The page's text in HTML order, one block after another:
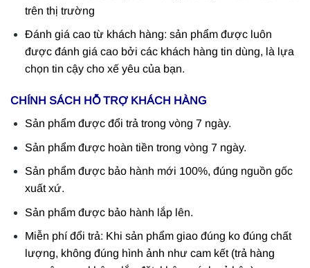
trên thị trường
Đánh giá cao từ khách hàng: sản phẩm được luôn
được đánh giá cao bởi các khách hàng tin dùng, là lựa
chọn tin cậy cho xế yêu của bạn.
CHÍNH SÁCH HỖ TRỢ KHÁCH HÀNG
Sản phẩm được đổi trả trong vòng 7 ngày.
Sản phẩm được hoàn tiền trong vòng 7 ngày.
Sản phẩm được bảo hành mới 100%, đúng nguồn gốc
xuất xứ.
Sản phẩm được bảo hành lắp lên.
Miễn phí đổi trả: Khi sản phẩm giao đúng ko đúng chất
lượng, không đúng hình ảnh như cam kết (trả hàng